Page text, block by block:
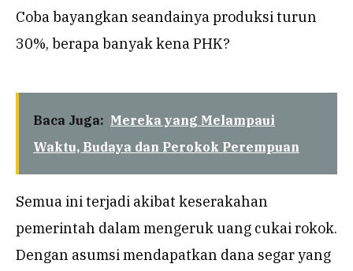
Coba bayangkan seandainya produksi turun
30%, berapa banyak kena PHK?
Baca Juga: Mereka yang Melampaui
Waktu, Budaya dan Perokok Perempuan
Semua ini terjadi akibat keserakahan
pemerintah dalam mengeruk uang cukai rokok.
Dengan asumsi mendapatkan dana segar yang